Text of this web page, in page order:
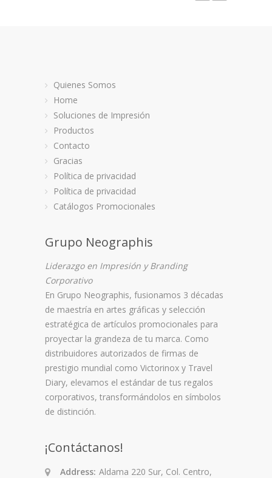
CAJAS – EMPAQUES
Cajas y Empaques, FAVORITO
Quienes Somos
Home
Soluciones de Impresión
Productos
Contacto
Gracias
Política de privacidad
Política de privacidad
Catálogos Promocionales
Grupo Neographis
Liderazgo en Impresión y Branding
Corporativo
En Grupo Neographis, fusionamos 3 décadas
de maestría en artes gráficas y selección
estratégica de artículos promocionales para
proyectar la grandeza de tu marca. Como
distribuidores autorizados de firmas de
prestigio mundial como Victorinox y Travel
Diary, elevamos el estándar de tus regalos
corporativos, transformándolos en símbolos
de distinción.
¡Contáctanos!
Address: Aldama 220 Sur, Col. Centro,